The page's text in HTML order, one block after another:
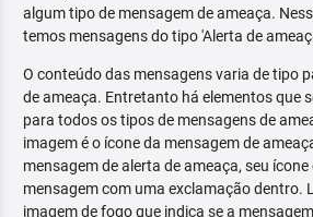
algum tipo de mensagem de ameaça.
temos mensagens do tipo 'Alerta de
O conteúdo das mensagens varia de tipo
de ameaça. Entretanto há elementos que
para todos os tipos de mensagens de
imagem é o ícone da mensagem de
mensagem de alerta de ameaça, seu
mensagem com uma exclamação dentro.
imagem de fogo que indica se a